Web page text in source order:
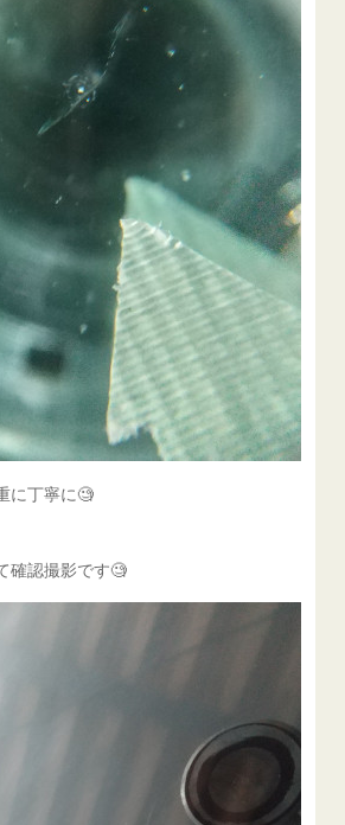
に丁寧に🧐
確認撮影です🧐